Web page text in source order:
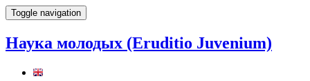
Toggle navigation
Наука молодых (Eruditio Juvenium)